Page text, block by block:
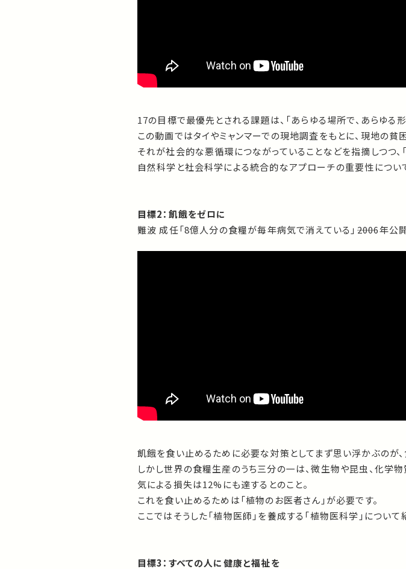
17の目標で最優先とされる課題は、「あらゆる場所で、あらゆる
この動画ではタイやミャンマーでの現地調査をもとに、現地の貧
それが社会的な悪循環につながっていることなどを指摘しつつ
自然科学と社会科学による統合的なアプローチの重要性につい
目標2：飢餓をゼロに
難波 成任「8億人分の食糧が毎年病気で消えている」――2006年公
飢餓を食い止めるために必要な対策としてまず思い浮かぶのが、
しかし世界の食糧生産のうち三分の一は、微生物や昆虫、化学
気による損失は12%にも達するとのこと。
これを食い止めるためは「植物のお医者さん」が必要です。
ここではそうした「植物医師」を養成する「植物医科学」について
目標3：すべての人に健康と福祉を